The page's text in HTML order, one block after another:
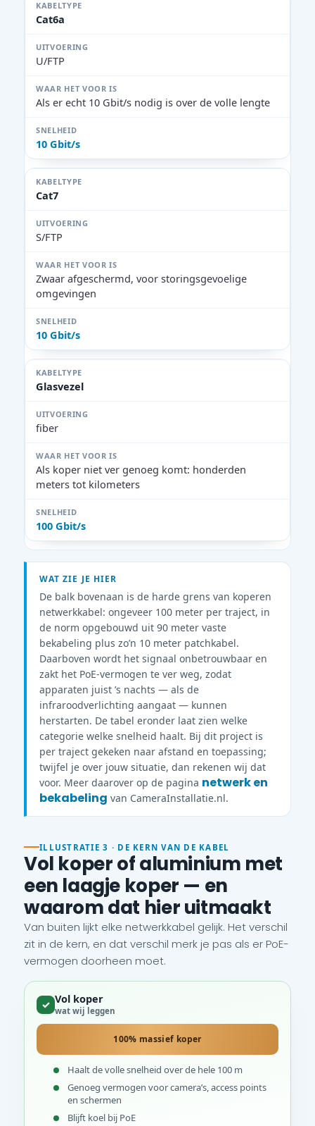
Cat6a
U/FTP
Als er echt 10 Gbit/s nodig is over de volle lengte
10 Gbit/s
Cat7
S/FTP
Zwaar afgeschermd, voor storingsgevoelige
omgevingen
10 Gbit/s
Glasvezel
fiber
Als koper niet ver genoeg komt: honderden
meters tot kilometers
100 Gbit/s
WAT ZIE JE HIER
De balk bovenaan is de harde grens van koperen
netwerkkabel: ongeveer 100 meter per traject, in
de norm opgebouwd uit 90 meter vaste
bekabeling plus zo’n 10 meter patchkabel.
Daarboven wordt het signaal onbetrouwbaar en
zakt het PoE-vermogen te ver weg, zodat
apparaten juist ’s nachts — als de
infraroodverlichting aangaat — kunnen
herstarten. De tabel eronder laat zien welke
categorie welke snelheid haalt. Bij dit project is
per traject gekeken naar afstand en toepassing;
twijfel je over jouw situatie, dan rekenen wij dat
voor. Meer daarover op de pagina netwerk en
bekabeling van CameraInstallatie.nl.
ILLUSTRATIE 3 · DE KERN VAN DE KABEL
Vol koper of aluminium met
een laagje koper — en
waarom dat hier uitmaakt
Van buiten lijkt elke netwerkkabel gelijk. Het verschil
zit in de kern, en dat verschil merk je pas als er PoE-
vermogen doorheen moet.
✓ Vol koper
wat wij leggen
100% massief koper
Haalt de volle snelheid over de hele 100 m
Genoeg vermogen voor camera’s, access points
en schermen
Blijft koel bij PoE